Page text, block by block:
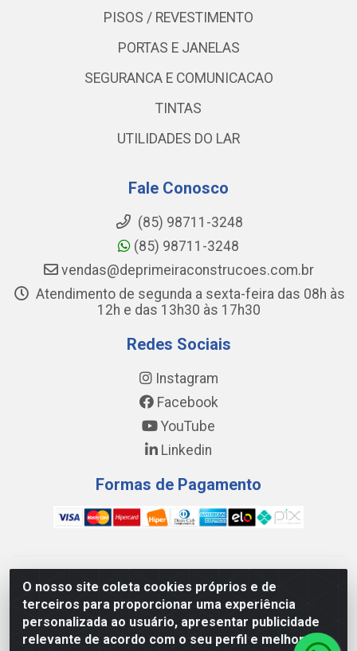
O nosso site coleta cookies próprios e de
terceiros para proporcionar uma experiência
personalizada ao usuário, apresentar publicidade
relevante de acordo com o seu perfil e melhorar a
PISOS / REVESTIMENTO
PORTAS E JANELAS
SEGURANCA E COMUNICACAO
TINTAS
UTILIDADES DO LAR
Fale Conosco
(85) 98711-3248
(85) 98711-3248
vendas@deprimeiraconstrucoes.com.br
Atendimento de segunda a sexta-feira das 08h às
12h e das 13h30 às 17h30
Redes Sociais
Instagram
Facebook
YouTube
Linkedin
Formas de Pagamento
WING DISTRIBUIDORA COMÉRCIO E LOGÍSTICA DE MATERIAL
DE CONSTRUÇÕES LTDA - AV. DA INTEGRAÇÃO, 790 -
PATRÍCIA GOMES, CAUCAIA/CE - CEP 61.604-505 - CNPJ
17.523.384/0001-20